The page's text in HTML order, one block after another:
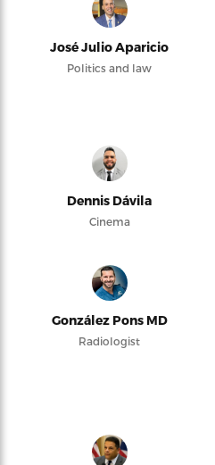
José Julio Aparicio
Politics and law
Dennis Dávila
Cinema
González Pons MD
Radiologist